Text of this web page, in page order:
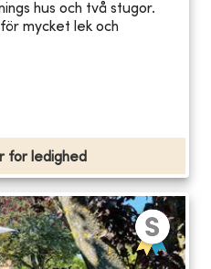
hus och två stugor.
mycket lek och
for ledighed